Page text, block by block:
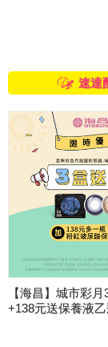
速達
【海昌】城市彩
+138元送保養液乙